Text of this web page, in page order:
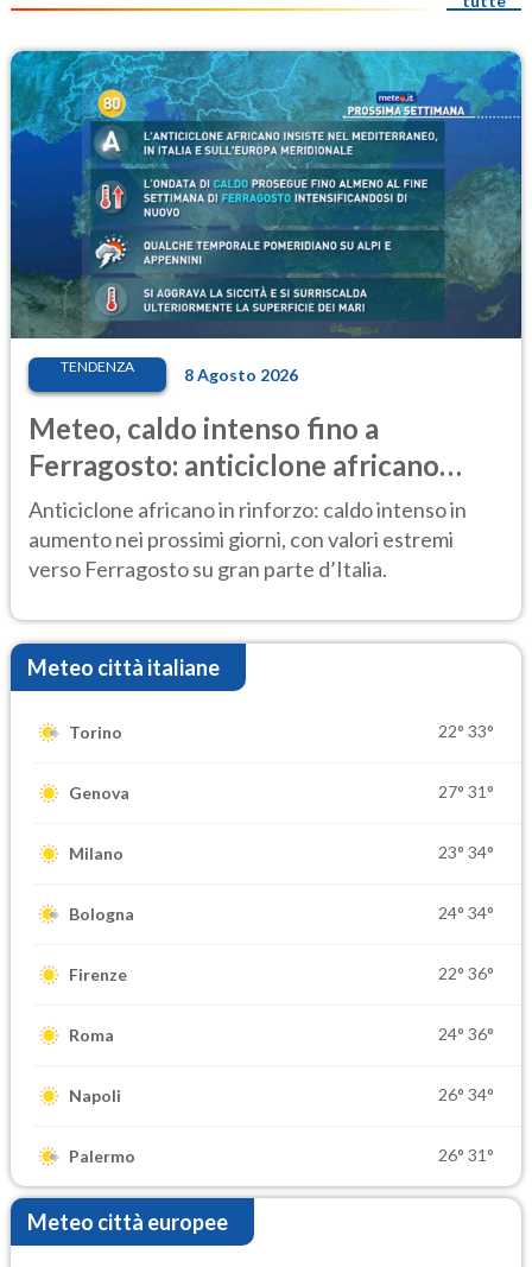
TENDENZA 8 Agosto 2026
Meteo, caldo intenso fino a
Ferragosto: anticiclone africano
ancora protagonista
Anticiclone africano in rinforzo: caldo intenso in
aumento nei prossimi giorni, con valori estremi
verso Ferragosto su gran parte d’Italia.
Meteo città italiane
Torino 22° 33°
Genova 27° 31°
Milano 23° 34°
Bologna 24° 34°
Firenze 22° 36°
Roma 24° 36°
Napoli 26° 34°
Palermo 26° 31°
Meteo città europee